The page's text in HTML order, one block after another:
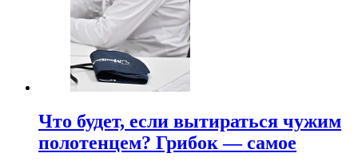
Что будет, если вытираться чужим
полотенцем? Грибок — самое